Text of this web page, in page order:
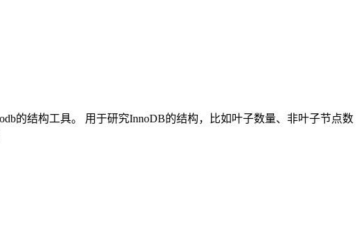
的结构工具。 用于研究InnoDB的结构，比如叶子数量、非叶子节点数